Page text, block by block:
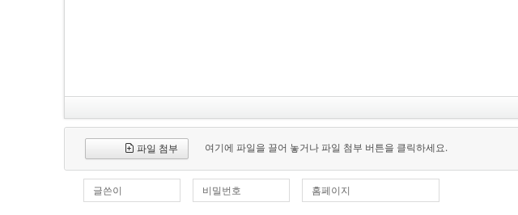
파일 첨부 여기에 파일을 끌어 놓거나 파일 첨부 버튼을 클릭하세요.
글쓴이 비밀번호 홈페이지